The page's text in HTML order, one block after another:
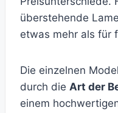
überstehende
etwas mehr als für
Die einzelnen
durch die Art der
einem